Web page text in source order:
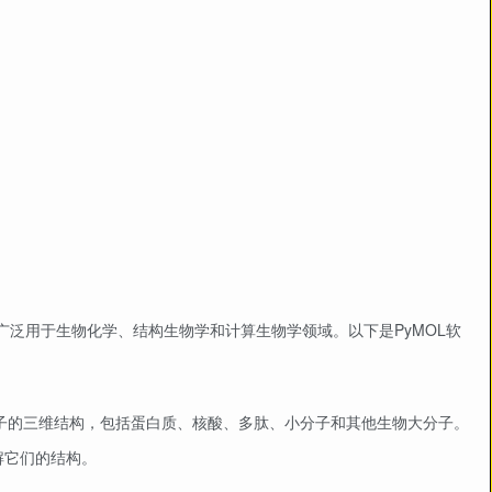
用于生物化学、结构生物学和计算生物学领域。以下是PyMOL软
三维结构，包括蛋白质、核酸、多肽、小分子和其他生物大分子。
们的结构。